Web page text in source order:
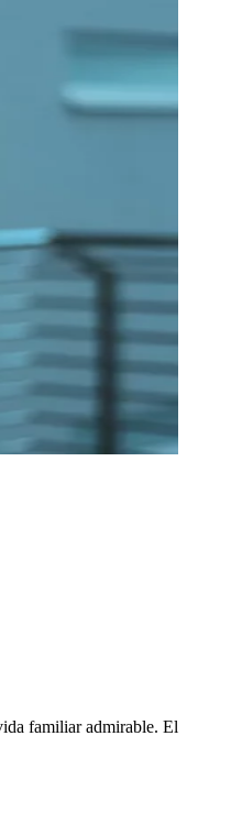
familiar admirable. El